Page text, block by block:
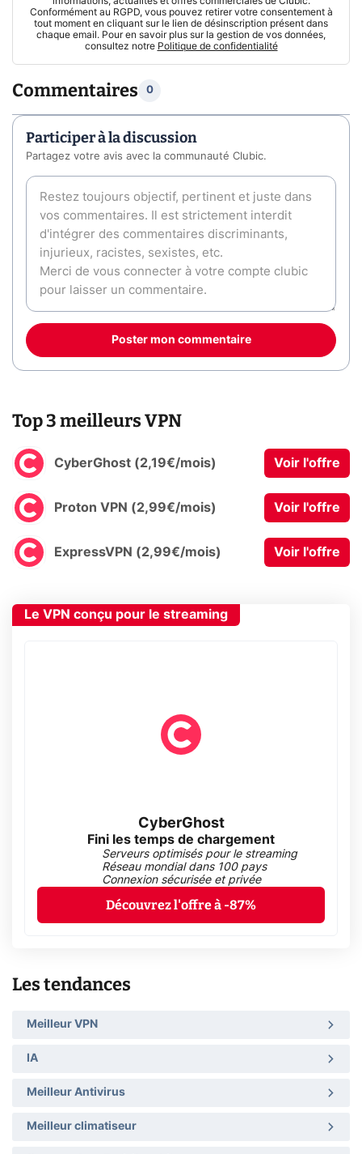
Conformément au RGPD, vous pouvez retirer votre consentement à
tout moment en cliquant sur le lien de désinscription présent dans
chaque email. Pour en savoir plus sur la gestion de vos données,
consultez notre Politique de confidentialité
Commentaires 0
Participer à la discussion
Partagez votre avis avec la communauté Clubic.
Poster mon commentaire
Top 3 meilleurs VPN
CyberGhost (2,19€/mois) Voir l'offre
Proton VPN (2,99€/mois) Voir l'offre
ExpressVPN (2,99€/mois) Voir l'offre
Le VPN conçu pour le streaming
CyberGhost
Fini les temps de chargement
Serveurs optimisés pour le streaming
Réseau mondial dans 100 pays
Connexion sécurisée et privée
Découvrez l'offre à -87%
Les tendances
Meilleur VPN
IA
Meilleur Antivirus
Meilleur climatiseur